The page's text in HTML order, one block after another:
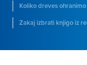
Koliko dreves
Zakaj izbrati knjigo iz